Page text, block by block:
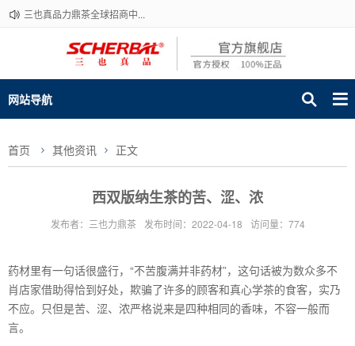
三也真品力鼎茶全球招商中...
网站导航
首页 其他资讯 正文
西双版纳生茶的苦、涩、浓
发布者：三也力鼎茶 发布时间：2022-04-18 访问量：774
药材里有一句话很盛行，“不苦腹满并非药材”，这句话被为数众多不
肖店家借助得恰到好处，欺骗了许多的顾客和真心学茶的食客，实乃
不应。只但是苦、涩、浓严格说来是四种相同的香味，不容一般而
言。